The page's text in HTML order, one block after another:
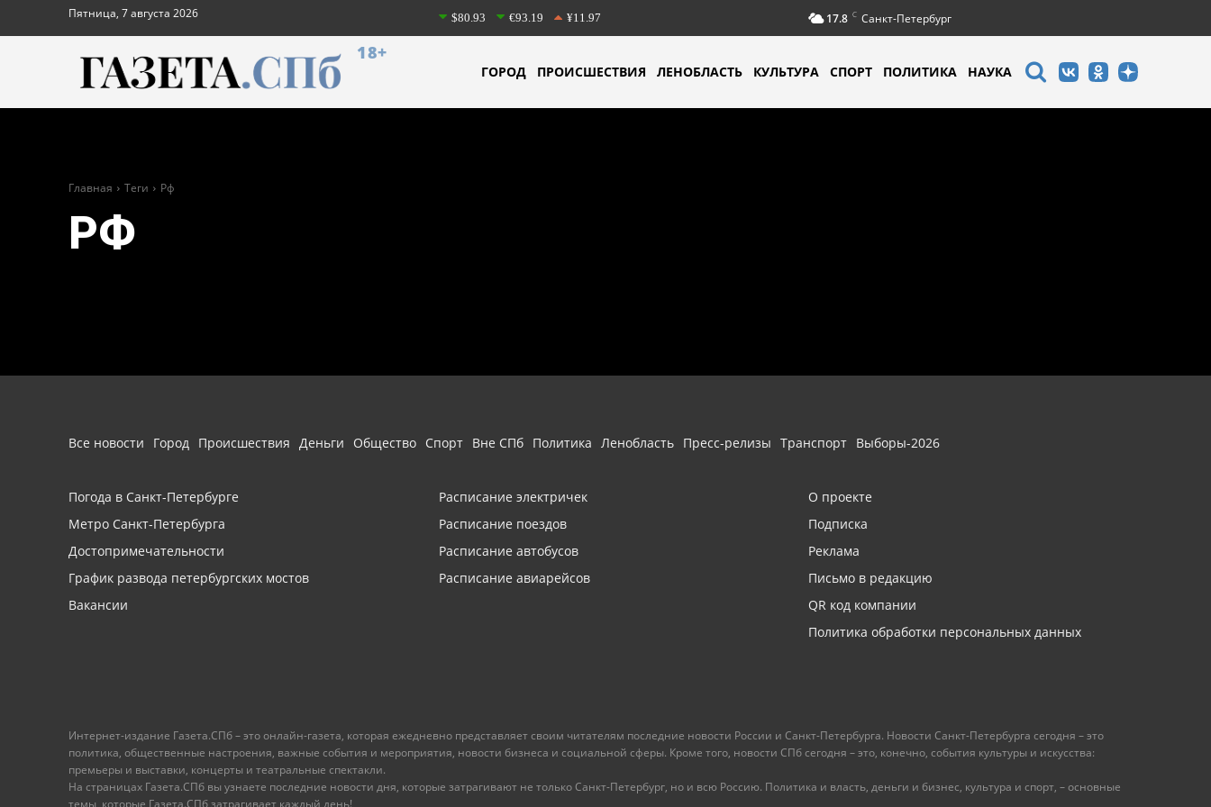
Пятница, 7 августа 2026 $80.93 €93.19 ¥11.97 17.8 C Санкт-Петербург
18+
ГОРОД ПРОИСШЕСТВИЯ ЛЕНОБЛАСТЬ КУЛЬТУРА СПОРТ ПОЛИТИКА НАУКА
Главная Теги Рф
РФ
Все новости Город Происшествия Деньги Общество Спорт Вне СПб Политика Ленобласть Пресс-релизы Транспорт Выборы-2026
Погода в Санкт-Петербурге
Метро Санкт-Петербурга
Достопримечательности
График развода петербургских мостов
Вакансии
Расписание электричек
Расписание поездов
Расписание автобусов
Расписание авиарейсов
О проекте
Подписка
Реклама
Письмо в редакцию
QR код компании
Политика обработки персональных данных
Интернет-издание Газета.СПб – это онлайн-газета, которая ежедневно представляет своим читателям последние новости России и Санкт-Петербурга. Новости Санкт-Петербурга сегодня – это
политика, общественные настроения, важные события и мероприятия, новости бизнеса и социальной сферы. Кроме того, новости СПб сегодня – это, конечно, события культуры и искусства:
премьеры и выставки, концерты и театральные спектакли.
На страницах Газета.СПб вы узнаете последние новости дня, которые затрагивают не только Санкт-Петербург, но и всю Россию. Политика и власть, деньги и бизнес, культура и спорт, – основные
темы, которые Газета.СПб затрагивает каждый день!